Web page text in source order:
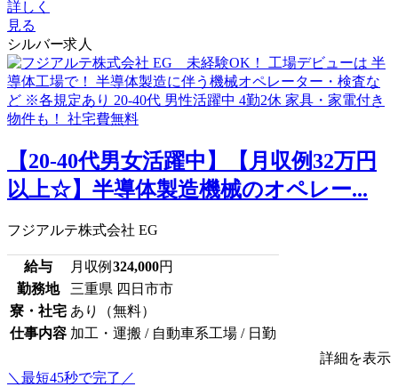
詳しく
見る
シルバー求人
【20-40代男女活躍中】【月収例32万円
以上☆】半導体製造機械のオペレー...
フジアルテ株式会社 EG
給与 月収例 324,000円
勤務地
三重県 四日市市
寮・社宅 あり（無料）
仕事内容 加工・運搬 / 自動車系工場 / 日勤
詳細を表示
＼最短45秒で完了／